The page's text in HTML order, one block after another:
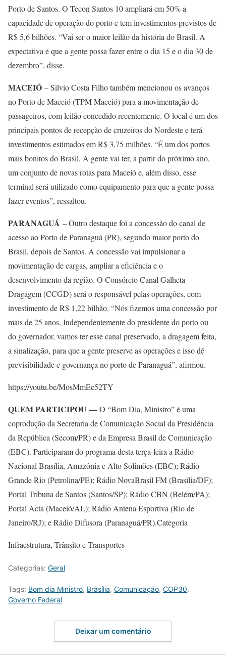
Porto de Santos. O Tecon Santos 10 ampliará em 50% a
capacidade de operação do porto e tem investimentos previstos de
R$ 5,6 bilhões. “Vai ser o maior leilão da história do Brasil. A
expectativa é que a gente possa fazer entre o dia 15 e o dia 30 de
dezembro”, disse.
MACEIÓ – Silvio Costa Filho também mencionou os avanços
no Porto de Maceió (TPM Maceió) para a movimentação de
passageiros, com leilão concedido recentemente. O local é um dos
principais pontos de recepção de cruzeiros do Nordeste e terá
investimentos estimados em R$ 3,75 milhões. “É um dos portos
mais bonitos do Brasil. A gente vai ter, a partir do próximo ano,
um conjunto de novas rotas para Maceió e, além disso, esse
terminal será utilizado como equipamento para que a gente possa
fazer eventos”, ressaltou.
PARANAGUÁ – Outro destaque foi a concessão do canal de
acesso ao Porto de Paranaguá (PR), segundo maior porto do
Brasil, depois de Santos. A concessão vai impulsionar a
movimentação de cargas, ampliar a eficiência e o
desenvolvimento da região. O Consórcio Canal Galheta
Dragagem (CCGD) será o responsável pelas operações, com
investimento de R$ 1,22 bilhão. “Nós fizemos uma concessão por
mais de 25 anos. Independentemente do presidente do porto ou
do governador, vamos ter esse canal preservado, a dragagem feita,
a sinalização, para que a gente preserve as operações e isso dê
previsibilidade e governança no porto de Paranaguá”, afirmou.
https://youtu.be/MosMmEc52TY
QUEM PARTICIPOU — O “Bom Dia, Ministro” é uma
coprodução da Secretaria de Comunicação Social da Presidência
da República (Secom/PR) e da Empresa Brasil de Comunicação
(EBC). Participaram do programa desta terça-feira a Rádio
Nacional Brasília, Amazônia e Alto Solimões (EBC); Rádio
Grande Rio (Petrolina/PE); Rádio NovaBrasil FM (Brasília/DF);
Portal Tribuna de Santos (Santos/SP); Rádio CBN (Belém/PA);
Portal Acta (Maceió/AL); Rádio Antena Esportiva (Rio de
Janeiro/RJ); e Rádio Difusora (Paranaguá/PR).Categoria
Infraestrutura, Trânsito e Transportes
Categorias: Geral
Tags: Bom dia Ministro, Brasília, Comunicação, COP30,
Governo Federal
Deixar um comentário